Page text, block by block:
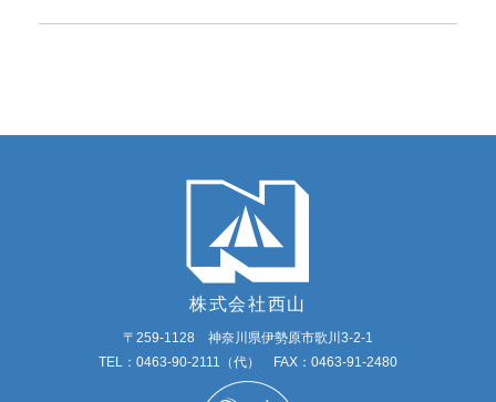
株式会社西山
〒259-1128 神奈川県伊勢原市歌川3-2-1
TEL：0463-90-2111（代） FAX：0463-91-2480